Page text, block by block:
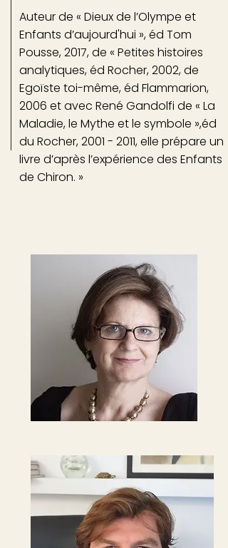
Auteur de « Dieux de l’Olympe et
Enfants d’aujourd'hui », éd Tom
Pousse, 2017, de « Petites histoires
analytiques, éd Rocher, 2002, de
Egoïste toi-même, éd Flammarion,
2006 et avec René Gandolfi de « La
Maladie, le Mythe et le symbole »,éd
du Rocher,2001 - 2011, elle prépare un
livre d’après l’expérience des Enfants
de Chiron. »